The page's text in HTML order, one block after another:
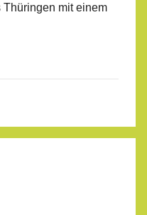
mit einem